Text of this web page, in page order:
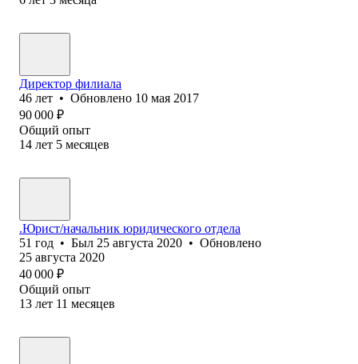
Директор филиала
46 лет • Обновлено 10 мая 2017
90 000 ₽
Общий опыт
14 лет 5 месяцев
.Юрист/начальник юридического отдела
51 год • Был 25 августа 2020 • Обновлено
25 августа 2020
40 000 ₽
Общий опыт
13 лет 11 месяцев